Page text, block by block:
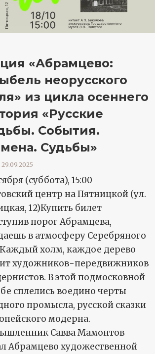
«Абрамцево:
неорусского
из цикла осеннего
«Русские
События.
Судьбы»
29.09.2025
(суббота), 15:00
центр на Пятницкой (ул.
12)Купить билет
порог Абрамцева,
в атмосферу Серебряного
Каждый холм, каждое дерево
художников-передвижников
В этой подмосковной
сплелись воедино черты
промысла, русской сказки
модерна.
Савва Мамонтов
Абрамцево художественной